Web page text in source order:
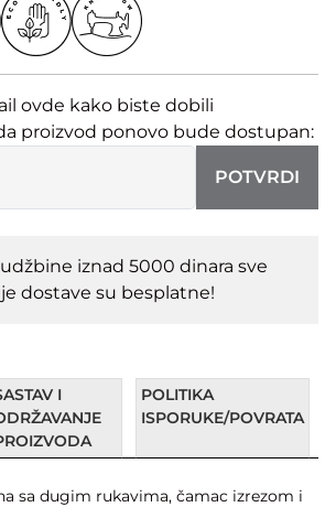
ovde kako biste dobili
proizvod ponovo bude dostupan:
POTVRDI
iznad 5000 dinara sve
dostave su besplatne!
I
POLITIKA
ISPORUKE/POVRATA
sa dugim rukavima, čamac izrezom i